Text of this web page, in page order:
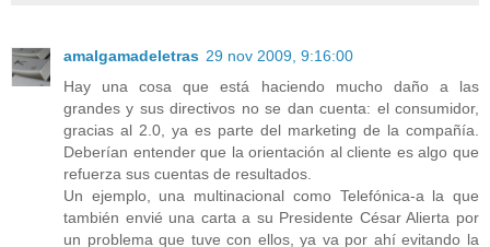
amalgamadeletras 29 nov 2009, 9:16:00
Hay una cosa que está haciendo mucho daño a las
grandes y sus directivos no se dan cuenta: el consumidor,
gracias al 2.0, ya es parte del marketing de la compañía.
Deberían entender que la orientación al cliente es algo que
refuerza sus cuentas de resultados.
Un ejemplo, una multinacional como Telefónica-a la que
también envié una carta a su Presidente César Alierta por
un problema que tuve con ellos, ya va por ahí evitando la